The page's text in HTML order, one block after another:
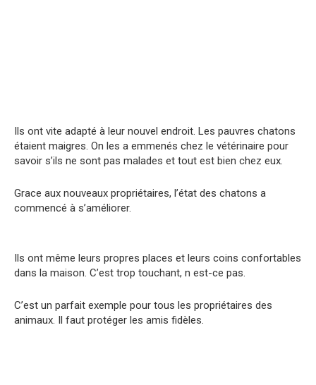
Ils ont vite adapté à leur nouvel endroit. Les pauvres chatons
étaient maigres. On les a emmenés chez le vétérinaire pour
savoir s’ils ne sont pas malades et tout est bien chez eux.
Grace aux nouveaux propriétaires, l’état des chatons a
commencé à s’améliorer.
Ils ont même leurs propres places et leurs coins confortables
dans la maison. C’est trop touchant, n est-ce pas.
C’est un parfait exemple pour tous les propriétaires des
animaux. Il faut protéger les amis fidèles.